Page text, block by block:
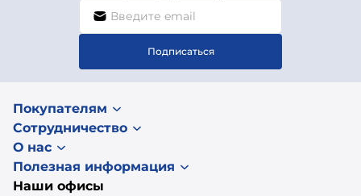
Подписаться
Покупателям
Сотрудничество
О нас
Полезная информация
Наши офисы